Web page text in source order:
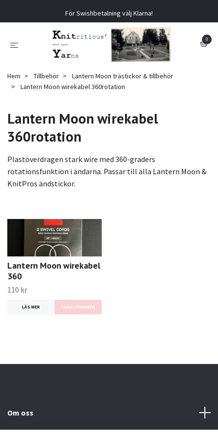
För Swishbetalning välj Klarna!
0
Hem Tillbehör
Lantern Moon trästickor & tillbehör
Lantern Moon wirekabel 360rotation
Lantern Moon wirekabel
360rotation
Plastöverdragen stark wire med 360-graders
rotationsfunktion i ändarna. Passar till alla Lantern Moon &
KnitPros ändstickor.
Lantern Moon wirekabel
360
110 kr
LÄS MER LÄGG I KORGEN
Om oss